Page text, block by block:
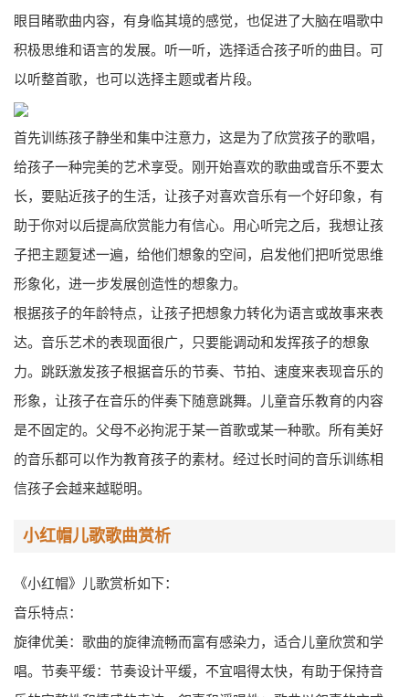
眼目睹歌曲内容，有身临其境的感觉，也促进了大脑在唱歌中
积极思维和语言的发展。听一听，选择适合孩子听的曲目。可
以听整首歌，也可以选择主题或者片段。
首先训练孩子静坐和集中注意力，这是为了欣赏孩子的歌唱，
给孩子一种完美的艺术享受。刚开始喜欢的歌曲或音乐不要太
长，要贴近孩子的生活，让孩子对喜欢音乐有一个好印象，有
助于你对以后提高欣赏能力有信心。用心听完之后，我想让孩
子把主题复述一遍，给他们想象的空间，启发他们把听觉思维
形象化，进一步发展创造性的想象力。
根据孩子的年龄特点，让孩子把想象力转化为语言或故事来表
达。音乐艺术的表现面很广，只要能调动和发挥孩子的想象
力。跳跃激发孩子根据音乐的节奏、节拍、速度来表现音乐的
形象，让孩子在音乐的伴奏下随意跳舞。儿童音乐教育的内容
是不固定的。父母不必拘泥于某一首歌或某一种歌。所有美好
的音乐都可以作为教育孩子的素材。经过长时间的音乐训练相
信孩子会越来越聪明。
小红帽儿歌歌曲赏析
《小红帽》儿歌赏析如下：
音乐特点：
旋律优美：歌曲的旋律流畅而富有感染力，适合儿童欣赏和学
唱。节奏平缓：节奏设计平缓，不宜唱得太快，有助于保持音